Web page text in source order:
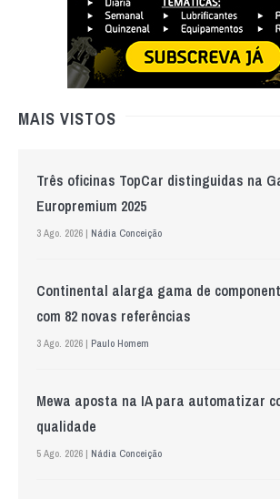
MAIS VISTOS
Três oficinas TopCar distinguidas na
Europremium 2025
3 Ago. 2026 | Nádia Conceição
Continental alarga gama de
com 82 novas referências
3 Ago. 2026 | Paulo Homem
Mewa aposta na IA para automatizar
qualidade
5 Ago. 2026 | Nádia Conceição